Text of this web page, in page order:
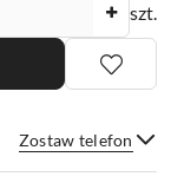
szt.
Zostaw telefon